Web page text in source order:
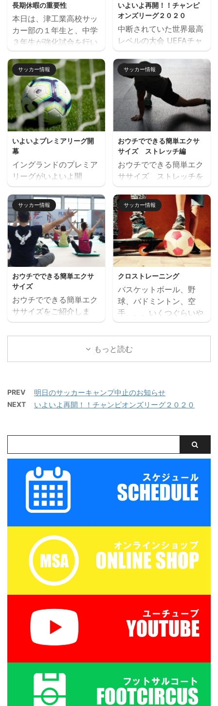
長期休暇の重要性
本日は、津工業高校サッ
カー部の１年生と、中学
３年生が強化試合を行い
ました。 攻撃の部分も改
善されつつあり、次につ
ながる試合となりまし
た。また１．２年生も競
争に加わり始め、良いチ
ーム状況になってきまし
た。 中学１年生は、これ
までの問題点を改善する
ためのトレーニングを実
施しました。 明日から、
お盆休みとなります、体
を休めるとともに、精神
のリフレッシュもしてい
きましょう。 長期休暇の
重要性 三重サッカーアカ
デミーでは、設立（１０
年前）から夏の長期休暇
をとっています。※今年
は自粛期間や公式戦のス
ケジュールの関係で ...
いよいよ再開！！チャンピ
オンズリーグ２０２０
中断されていた世界最高
レベルの大会 UEFAチャ
ンピオンズリーグ が、い
よいよ再開されます。日
本での放送がなくなる可
能性がありましたが、
DAZNで放送されること
になり一安心。
【DAZN】初月1ヶ月無料
お試し いつもなら、決勝
までホーム＆アウェイで
行われていますが、今年
は準々決勝から一発勝負
のトーナメント！！激し
い戦いが予想されます。
今日はいきなり、マンチ
ェスターシティとレアル
マドリードの対戦、そし
てクリスティアーノ・ロ
ナウド擁するユベントス
が登場！！これは見逃せ
ません。世界最高峰のサ
ッカーに酔いしれま ...
サッカー情報
いよいよプレミアリーグ開
幕
イングランドのプレミア
リーグがいよいよ開
幕！！ 初日からマンチャ
スターシティ対アーセナ
ルと豪華な試合。 注目
は、代表の杉野がルート
ンタウン時代に９歳のこ
ろから関わったマック
ス・アーロンズ（ノーリ
ッジFC所属）。ヨーロッ
パサッカーの新人賞（ゴ
ールデンボーイ）の候補
にノミネートされた逸
材。彼が出場する
サンプトン）の試合は土
曜日の２：００から
て、中断していたチャン
ピオンズリーグも８月に
サッカー情報
おウチでできる簡単エクサ
サイズ ストレッチ編
おウチでできる簡単エク
ササイズ ストレッチを
ご紹介します。 ストレッ
チ１ 寝た状態で片方のひ
ざを抱える。 ひざは外に
開きすぎない 頭を地面に
つけて、リラックスして
行う ストレッチ２ 横向
きに寝て、上の足首を持
つ。 下の足は軽く曲げて
リラックス 両足は広げす
ぎないように ストレッチ
３ 片方の足を伸ばし、も
う片方の足を曲げて座
ももの内側に持ってくる
つま先は上に向けて行う
サッカー情報
おウチでできる簡単エクサ
サイズ
おウチでできる簡単エク
ササイズをご紹介しま
す。 ※回数を設定してい
ませんので、小学生がす
る場合は、正しいフォー
で行うと、上半身だけで
なく腹筋などの体幹も強
つけ、膝は腰幅、両手は
に体重をかけて、ゆっく
り肘を曲げて体を地面に
近づける。 ゆっくり肘を
伸ばして元の姿勢に戻
や太ももの裏、体幹の強
化 両膝は閉じて、足は地
面につける ...
サッカー情報
クロストレーニング
バスケットボール、野
球、バドミントン、空
手、、、いくつぐらいや
ったことがありますか？
たくさんのスポーツを行
うことを「クロストレー
ニング」といいます。 専
を上達させるためとても
重要なことです。 しか
かえすと、ケガにつなが
るという研究結果があり
だと同じ筋肉ばかりが使
われがちになるからで
す。 たとえばテニスやゴ
うことが多くなったり
と、体 ...
もっと読む
PREV 明日のサッカーキャンプ中止のお知らせ
NEXT いよいよ再開！！チャンピオンズリーグ２０２０